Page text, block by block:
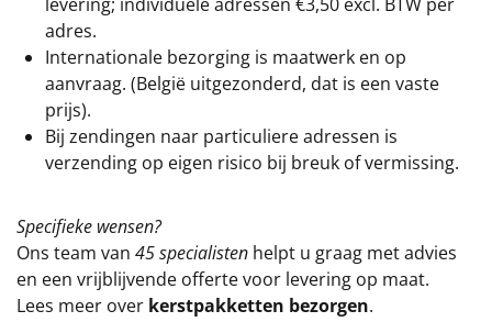
adres.
Internationale bezorging is maatwerk en op
aanvraag. (België uitgezonderd, dat is een vaste
prijs).
Bij zendingen naar particuliere adressen is
verzending op eigen risico bij breuk of vermissing.
Specifieke wensen?
Ons team van 45 specialisten helpt u graag met advies
en een vrijblijvende offerte voor levering op maat.
Lees meer over kerstpakketten bezorgen.